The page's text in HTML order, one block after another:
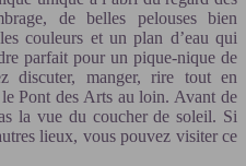
de belles pelouses bien
couleurs et un plan d’eau qui
parfait pour un pique-nique de
discuter, manger, rire tout en
Pont des Arts au loin. Avant de
la vue du coucher de soleil. Si
lieux, vous pouvez visiter ce